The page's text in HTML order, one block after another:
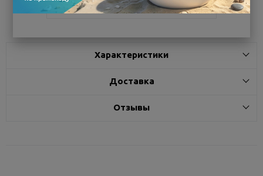
Поделиться
Характеристики
Доставка
Отзывы